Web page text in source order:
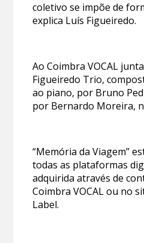
coletivo se impõe de
explica Luís Figueiredo.
Ao Coimbra VOCAL
Figueiredo Trio,
ao piano, por Bruno
por Bernardo Moreira,
“Memória da Viagem”
todas as plataformas
adquirida através de
Coimbra VOCAL ou no
Label.